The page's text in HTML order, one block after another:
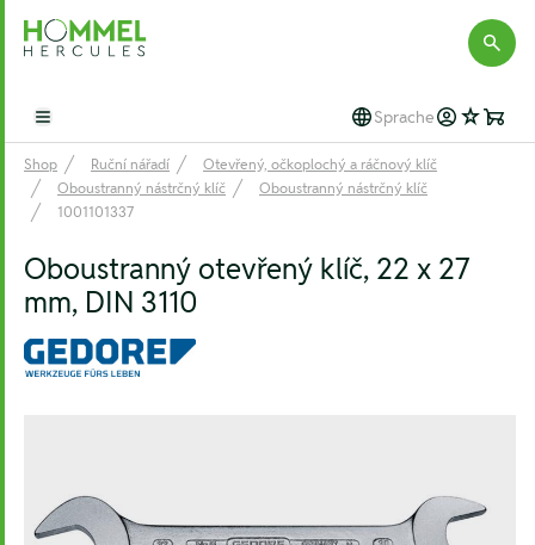
Hommel Hercules
Open main menu Sprache
Shop Ruční nářadí
Otevřený, očkoplochý a ráčnový klíč
Oboustranný nástrčný klíč
Oboustranný nástrčný klíč
1001101337
Oboustranný otevřený klíč, 22 x 27
mm, DIN 3110